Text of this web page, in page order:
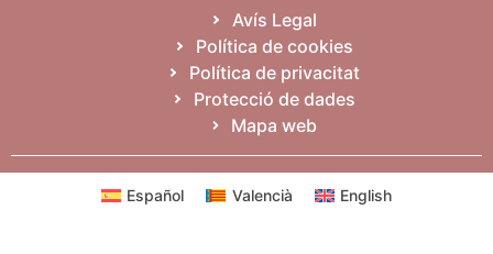
Avís Legal
Política de cookies
Política de privacitat
Protecció de dades
Mapa web
Español Valencià English